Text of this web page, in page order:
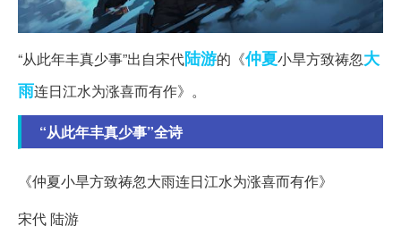
“从此年丰真少事”出自宋代陆游的《仲夏小旱方致祷忽大
雨连日江水为涨喜而有作》。
“从此年丰真少事”全诗
《仲夏小旱方致祷忽大雨连日江水为涨喜而有作》
宋代 陆游